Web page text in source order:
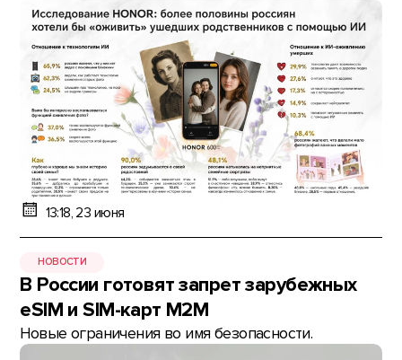
13:18, 23 июня
НОВОСТИ
В России готовят запрет зарубежных
eSIM и SIM-карт M2M
Новые ограничения во имя безопасности.